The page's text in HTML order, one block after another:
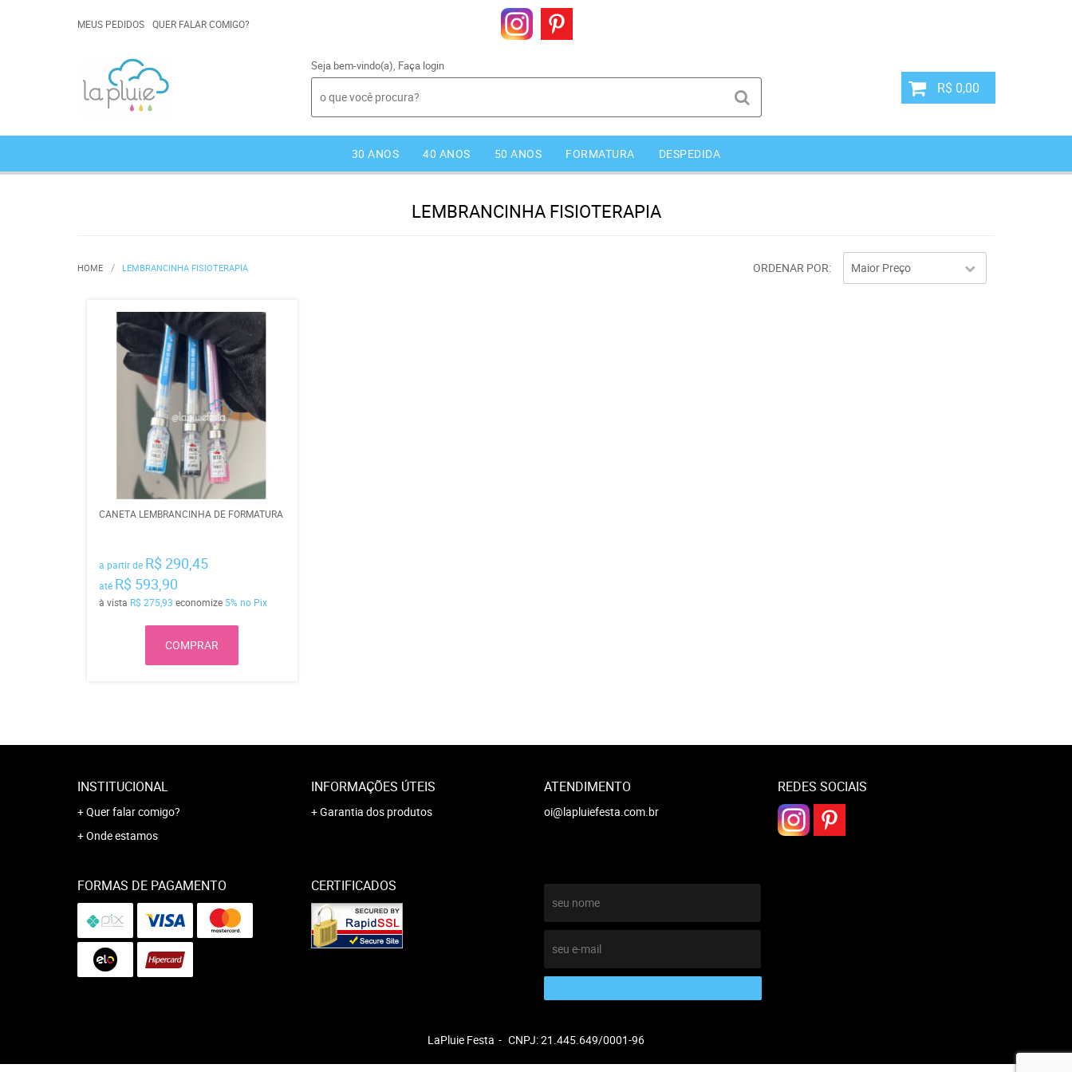
MEUS PEDIDOS QUER FALAR COMIGO?
Seja bem-vindo(a), Faça login
R$ 0,00
30 ANOS 40 ANOS 50 ANOS FORMATURA DESPEDIDA
LEMBRANCINHA FISIOTERAPIA
HOME LEMBRANCINHA FISIOTERAPIA ORDENAR POR Maior Preço
CANETA LEMBRANCINHA DE FORMATURA
a partir de R$ 290,45
até R$ 593,90
à vista R$ 275,93 economize 5% no Pix
COMPRAR
INSTITUCIONAL
Quer falar comigo?
Onde estamos
INFORMAÇÕES ÚTEIS
Garantia dos produtos
ATENDIMENTO
oi@lapluiefesta.com.br
REDES SOCIAIS
FORMAS DE PAGAMENTO CERTIFICADOS
LaPluie Festa CNPJ: 21.445.649/0001-96